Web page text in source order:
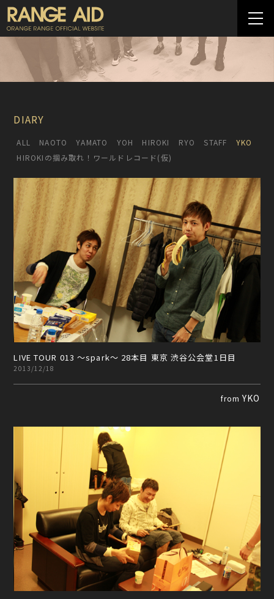
DIARY
ALL NAOTO YAMATO YOH HIROKI RYO STAFF
YKO
HIROKIの掴み取れ！ワールドレコード(仮)
LIVE TOUR 013 ～spark～ 28本目 東京 渋谷公会堂1日目
2013/12/18
fromYKO